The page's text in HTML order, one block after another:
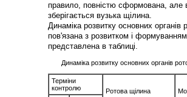
правило, повністю сформована, але
зберігається вузька щілина.
Динаміка розвитку основних
пов'язана з розвитком і
представлена в таблиці.
Динаміка розвитку основних органів
Терміни
контролю
Ротова щілина